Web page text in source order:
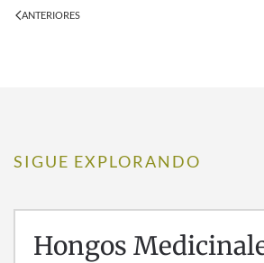
ANTERIORES
SIGUE EXPLORANDO
Hongos